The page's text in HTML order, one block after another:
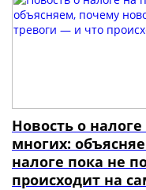
Новость о
многих:
налоге пока не
происходит на